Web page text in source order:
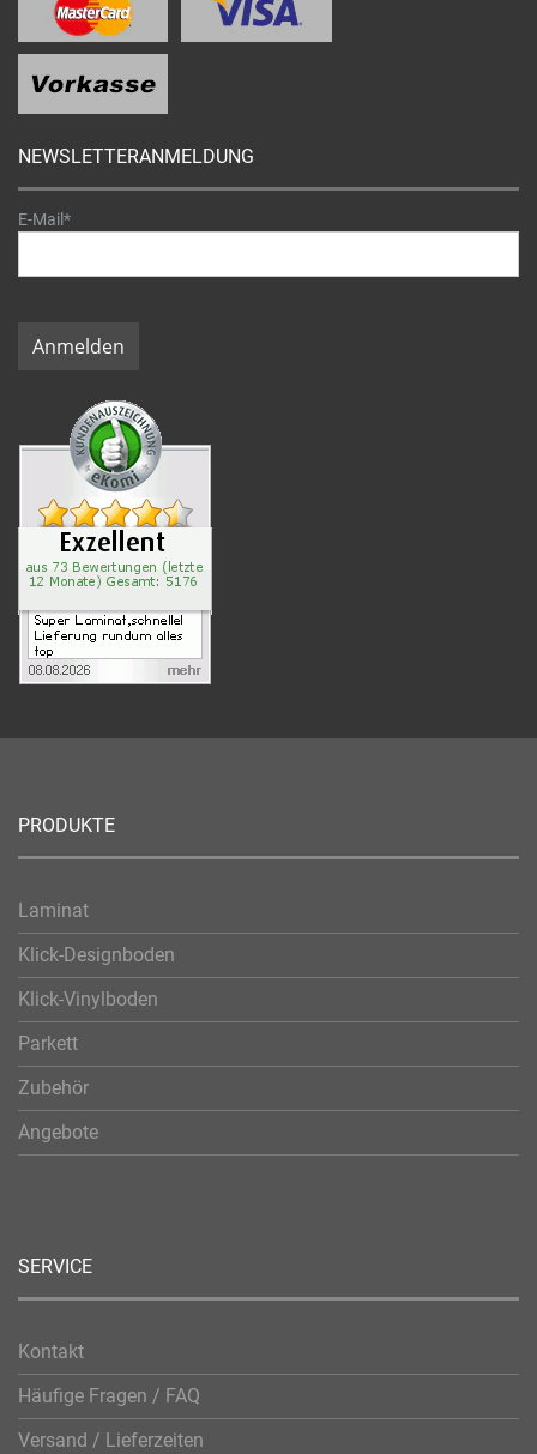
NEWSLETTERANMELDUNG
E-Mail*
Anmelden
PRODUKTE
Laminat
Klick-Designboden
Klick-Vinylboden
Parkett
Zubehör
Angebote
SERVICE
Kontakt
Häufige Fragen / FAQ
Versand / Lieferzeiten